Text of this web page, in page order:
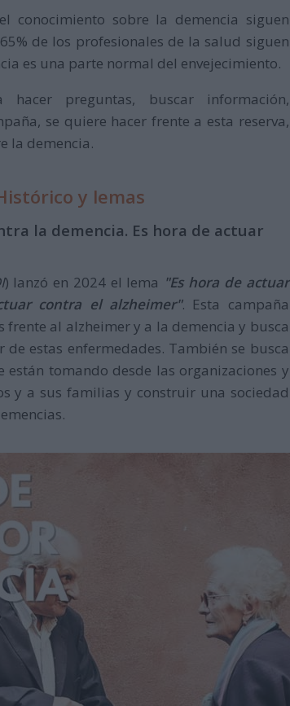
conocimiento sobre la demencia siguen
de los profesionales de la salud siguen
es una parte normal del envejecimiento.
preguntas, buscar información,
se quiere hacer frente a esta reserva,
la demencia.
y lemas
la demencia. Es hora de actuar
) lanzó en 2024 el lema "Es hora de actuar
contra el alzheimer". Esta campaña
al alzheimer y a la demencia y busca
estas enfermedades. También se busca
están tomando desde las organizaciones y
y a sus familias y construir una sociedad